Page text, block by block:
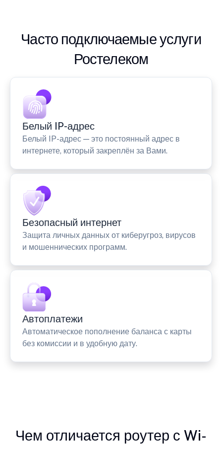
Часто подключаемые услуги
Ростелеком
Белый IP-адрес
Белый IP-адрес — это постоянный адрес в
интернете, который закреплён за Вами.
Безопасный интернет
Защита личных данных от киберугроз, вирусов
и мошеннических программ.
Автоплатежи
Автоматическое пополнение баланса с карты
без комиссии и в удобную дату.
Чем отличается роутер с Wi-